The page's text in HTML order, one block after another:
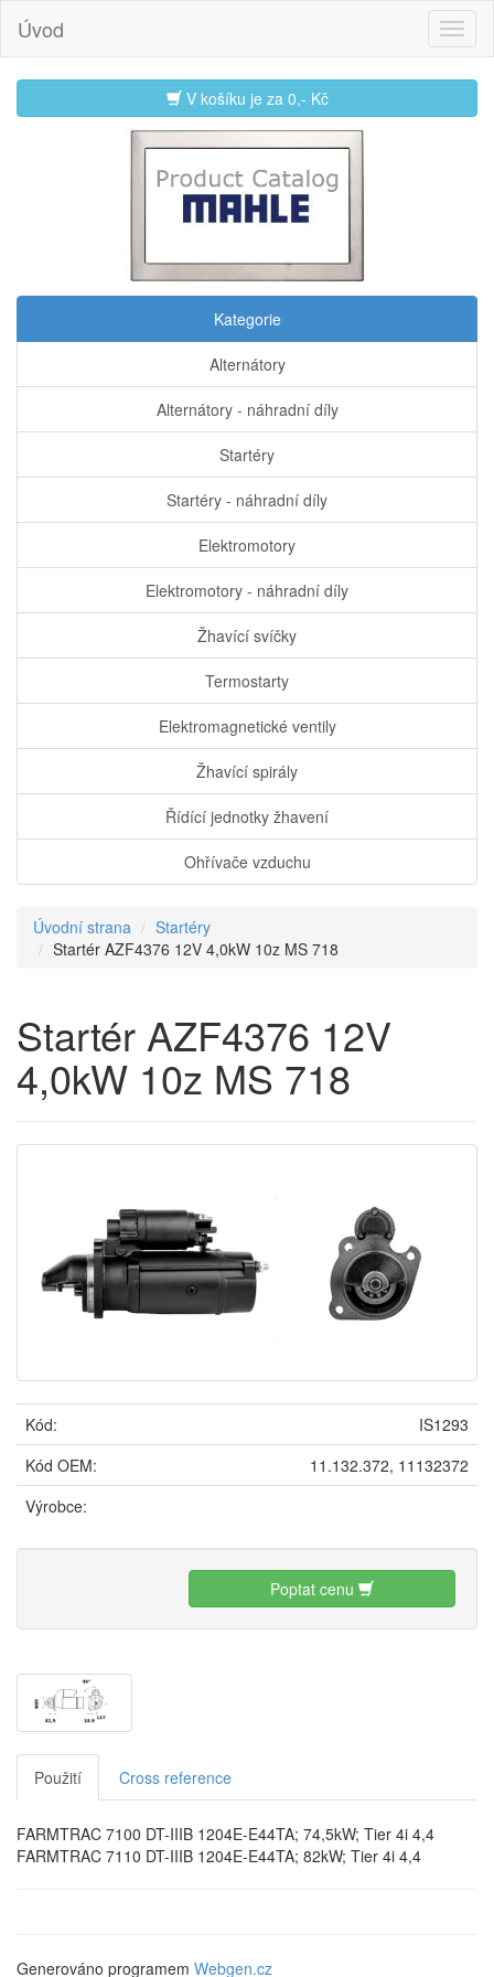
Úvod
V košíku je za 0,- Kč
Kategorie
Alternátory
Alternátory - náhradní díly
Startéry
Startéry - náhradní díly
Elektromotory
Elektromotory - náhradní díly
Žhavící svíčky
Termostarty
Elektromagnetické ventily
Žhavící spirály
Řídící jednotky žhavení
Ohřívače vzduchu
Úvodní strana
Startéry
Startér AZF4376 12V 4,0kW 10z MS 718
Startér AZF4376 12V
4,0kW 10z MS 718
Kód:
IS1293
Kód OEM:
11.132.372, 11132372
Výrobce:
Poptat cenu
Použití Cross reference
FARMTRAC 7100 DT-IIIB 1204E-E44TA; 74,5kW; Tier 4i 4,4
FARMTRAC 7110 DT-IIIB 1204E-E44TA; 82kW; Tier 4i 4,4
Generováno programem Webgen.cz